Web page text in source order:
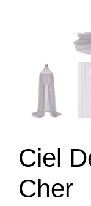
Ciel
Cher